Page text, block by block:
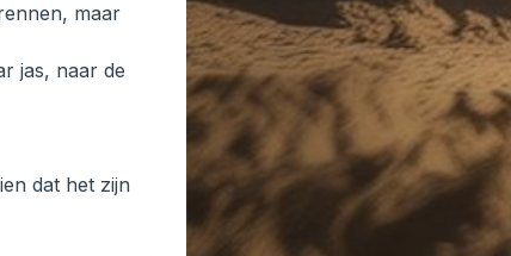
maar
jas, naar de
dat het zijn